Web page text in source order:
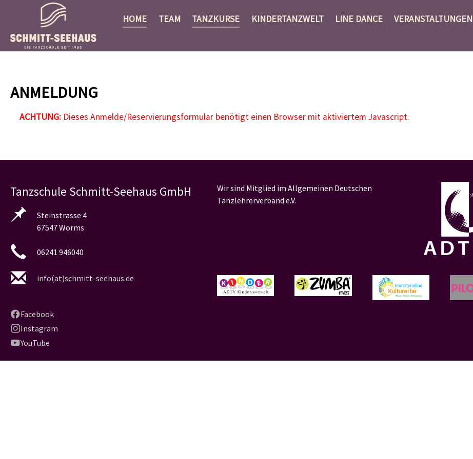
HOME TEAM TANZKURSE KINDERTANZWELT LINE DANCE VERANSTALTUNGEN
ANMELDUNG
ACHTUNG:Dieses Anmelde/Reservierungsformular benötigt einen Browser mit aktiviertem Javascript.
Tanzschule Schmitt-Seehaus GmbH
Steinstrasse 4
67547 Worms
06241 946040
info(at)schmitt-seehaus.de
Facebook
Instagram
YouTube
Wir sind Mitglied im Allgemeinen Deutschen
Tanzlehrerverband e.V.